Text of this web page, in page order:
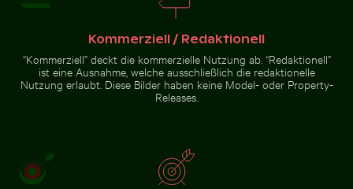
Sonnenuntergang über ruhigem Ozeanhorizont
Brauner Pelikan
auf Holzpfosten
am Meer
Blaue Sanduhr am Sandstrand
Blaue Sanduhr am
Kommerziell / Redaktionell
“Kommerziell” deckt die kommerzielle Nutzung ab. “Redaktionell”
ist eine Ausnahme, welche ausschließlich die redaktionelle
Nutzung erlaubt. Diese Bilder haben keine Model- oder Property-
Releases.